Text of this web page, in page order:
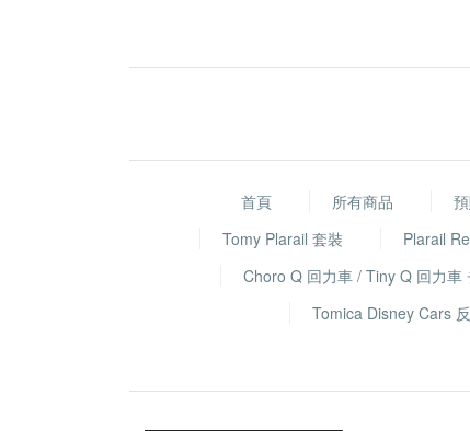
首頁 所有商品
Tomy Plarail 套裝
Plarail
Choro Q 回力車 / Tiny Q 回力車
Tomica Disney Cars